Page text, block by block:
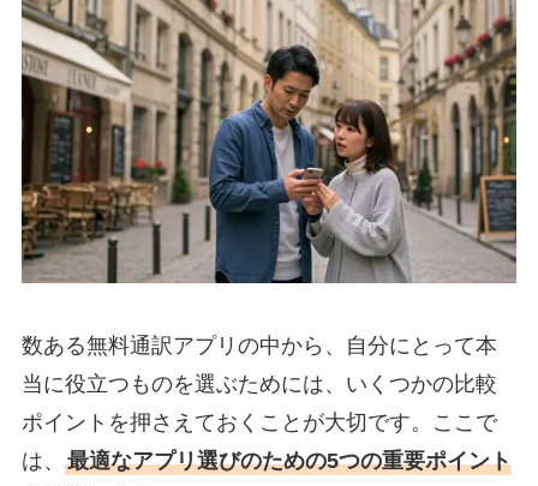
数ある無料通訳アプリの中から、自分にとって本
当に役立つものを選ぶためには、いくつかの比較
ポイントを押さえておくことが大切です。ここで
は、 最適なアプリ選びのための5つの重要ポイント